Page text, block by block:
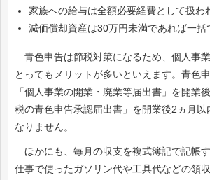
家族への給与は全額必要経費として扱わ
減価償却資産は30万円未満であれば一括
青色申告は節税対策になるため、個人事
とってもメリットが多いといえます。青色
「個人事業の開業・廃業等届出書」を開業
税の青色申告承認届出書」を開業後2ヵ月
なりません。
ほかにも、毎月の収支を複式簿記で記帳す
仕事で使ったガソリン代や工具代などの領